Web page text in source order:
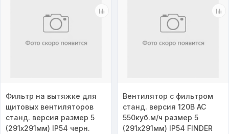
Фильтр на вытяжке для
щитовых вентиляторов
станд. версия размер 5
(291х291мм) IP54 черн.
Вентилятор с фильтром
станд. версия 120В AC
550куб.м/ч размер 5
(291х291мм) IP54 FINDER